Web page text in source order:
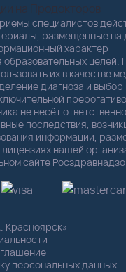
на Продокторов
специалистов
размещенные на
характер
целей.
их в качестве
диагноза и выбор
не несёт
последствия,
информации,
нашей
сайте
Красноярск»
персональных данных